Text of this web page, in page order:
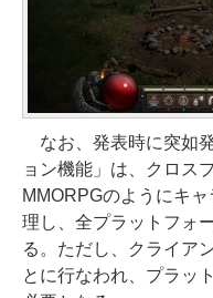
なお、発表時に突如
ョン機能」は、クロス
MMORPGのようにキ
理し、全プラットフォ
る。ただし、クライア
とに行なわれ、プラッ